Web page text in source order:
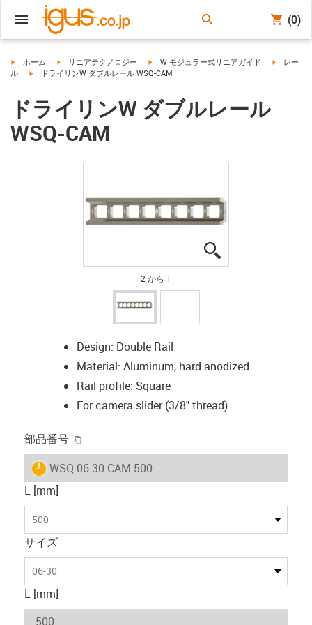
(0)
igus-icon-arrow-right
ホーム igus-icon-arrow-right
リニアテクノロジー igus-icon-arrow-right
W モジュラー式リニアガイド igus-
レー
ル
igus-icon-arrow-right
ドライリンW ダブルレール WSQ-CAM
ドライリンW ダブルレール
WSQ-CAM
2 から 1
Design: Double Rail
Material: Aluminum, hard anodized
Rail profile: Square
For camera slider (3/8" thread)
部品番号
igus-icon-lieferzeit
WSQ-06-30-CAM-500
L [mm]
500
サイズ
06-30
L [mm]